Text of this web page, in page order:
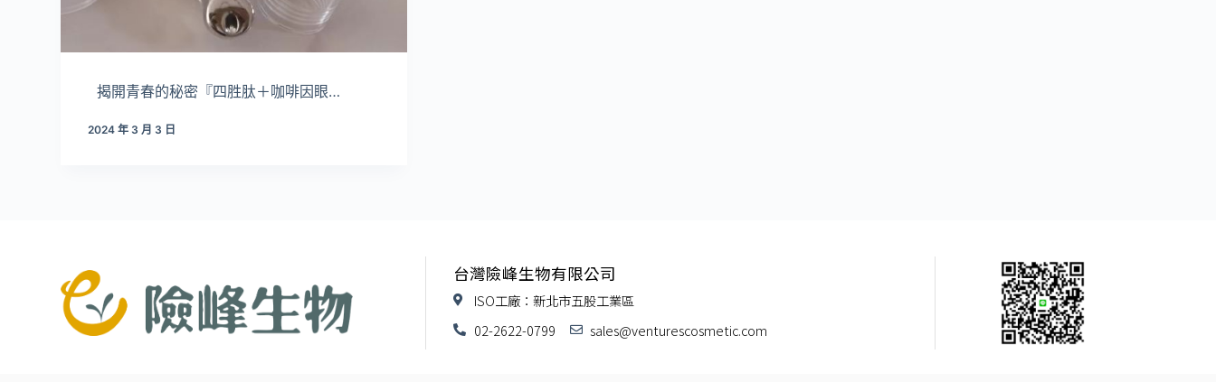
揭開青春的秘密『四胜肽＋咖啡因眼…
2024 年 3 月 3 日
台灣險峰生物有限公司
ISO工廠：新北市五股工業區
02-2622-0799
sales@venturescosmetic.com